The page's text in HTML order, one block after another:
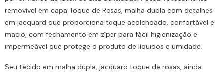
removível em capa Toque de Rosas, malha dupla com detalhes
em jacquard que proporciona toque acolchoado, confortável e
macio, com fechamento em zíper para fácil higienização e
impermeável que protege o produto de líquidos e umidade.
Seu tecido em malha dupla, jacquard toque de rosas, ainda